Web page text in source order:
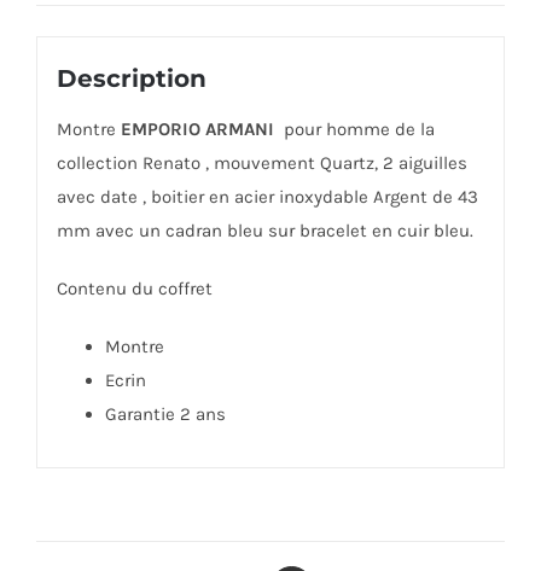
Description
Montre EMPORIO ARMANI pour homme de la
collection Renato , mouvement Quartz, 2 aiguilles
avec date , boitier en acier inoxydable Argent de 43
mm avec un cadran bleu sur bracelet en cuir bleu.
Contenu du coffret
Montre
Ecrin
Garantie 2 ans